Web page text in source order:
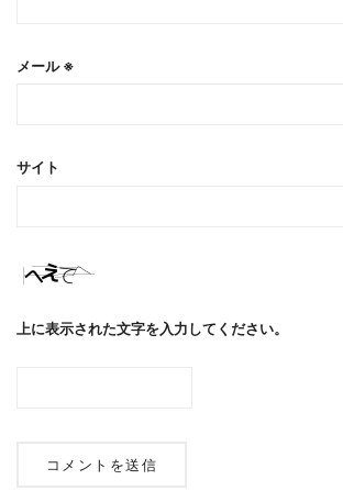
メール※
サイト
上に表示された文字を入力してください。